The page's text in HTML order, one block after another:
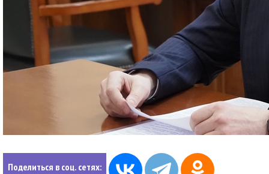
Поделиться в соц. сетях: